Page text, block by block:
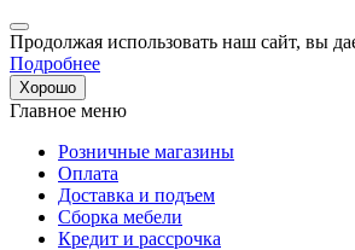
Продолжая использовать наш сайт, вы
Подробнее
Хорошо
Главное меню
Розничные магазины
Оплата
Доставка и подъем
Сборка мебели
Кредит и рассрочка